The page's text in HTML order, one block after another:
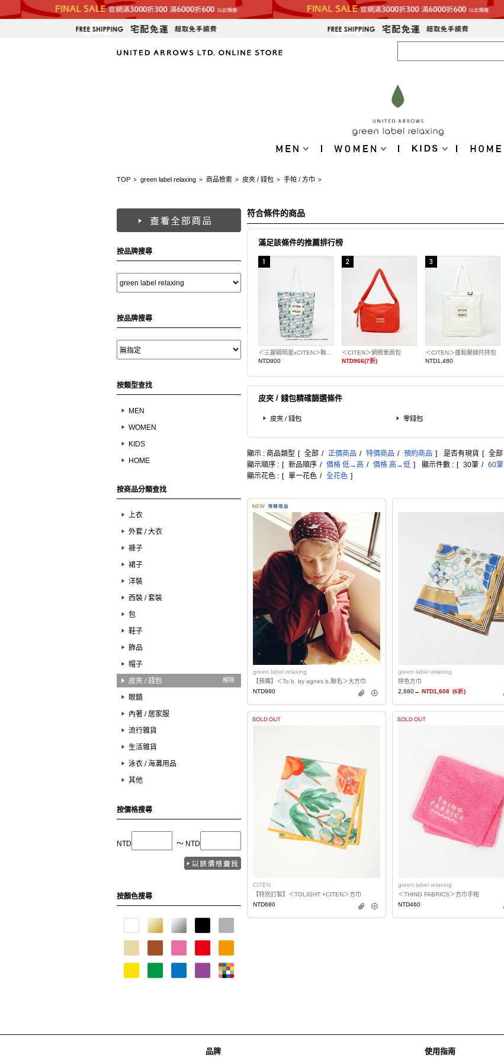
TOP > green label relaxing > 商品檢索 > 皮夾 / 錢包 > 手帕 / 方巾 >
按品牌搜尋
按品牌搜尋
按類型查找
MEN
WOMEN
KIDS
HOME
按商品分類查找
上衣
外套 / 大衣
褲子
裙子
洋裝
西裝 / 套裝
包
鞋子
飾品
帽子
皮夾 / 錢包
解除
眼鏡
內著 / 居家服
流行雜貨
生活雜貨
泳衣 / 海灘用品
其他
按價格搜尋
NTD 〜 NTD
按顏色搜尋
符合條件的商品
滿足該條件的推薦排行榜
NTD900
＜CITEN＞網眼單肩包
NTD966(7折)
＜CITEN＞蓬鬆壓線托特包
NTD1,480
皮夾 / 錢包精確篩選條件
皮夾 / 錢包 零錢包
顯示 : 商品類型 [ 全部 / 正價商品 / 特價商品 / 預約商品 ] 是否有現貨 [ 全部
顯示順序 : [ 新品順序 / 價格 低→高 / 價格 高→低 ] 顯示件數 : [ 30筆 / 60筆
顯示花色 : [ 單一花色 / 全花色 ]
green label relaxing
【預購】＜To b. by agnes b.聯名＞大方巾
NTD980
green label relaxing
拼色方巾
2,680→ NTD1,608 (6折)
CITEN
【特別訂製】＜TOLIGHT ×CITEN＞方巾
NTD680
green label relaxing
＜THING FABRICS＞方巾手帕
NTD460
品牌 使用指南